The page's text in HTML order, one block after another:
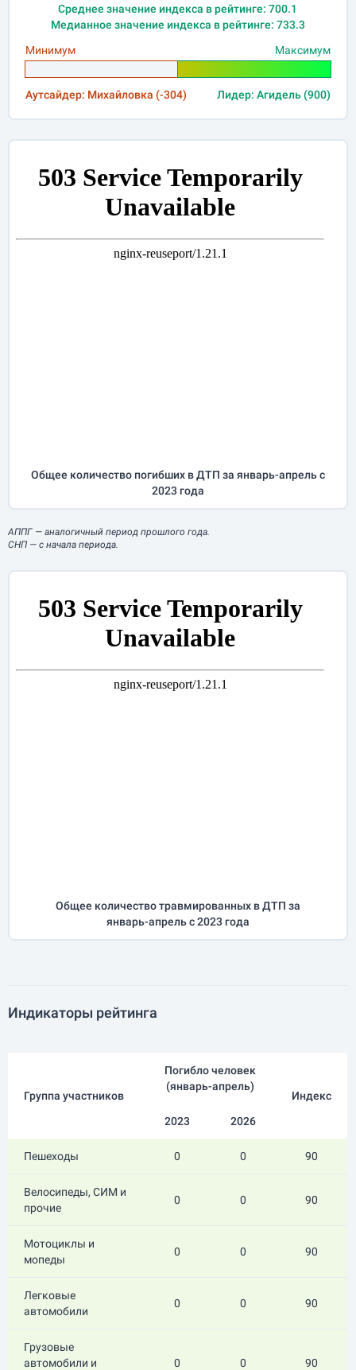
Среднее значение индекса в рейтинге: 700.1
Медианное значение индекса в рейтинге: 733.3
Минимум
Максимум
Аутсайдер: Михайловка (-304) Лидер: Агидель (900)
Общее количество погибших в ДТП за январь-апрельс
2023 года
АППГ — аналогичный период прошлого года.
СНП — с начала периода.
Общее количество травмированных в ДТП за
январь-апрельс 2023 года
Индикаторы рейтинга
Группа участников
Погибло человек
(январь-апрель)
Индекс
2023
2026
Пешеходы 0 0 90
Велосипеды, СИМ и
прочие
0 0 90
Мотоциклы и
мопеды
0 0 90
Легковые
автомобили
0 0 90
Грузовые
автомобили и
0 0 90